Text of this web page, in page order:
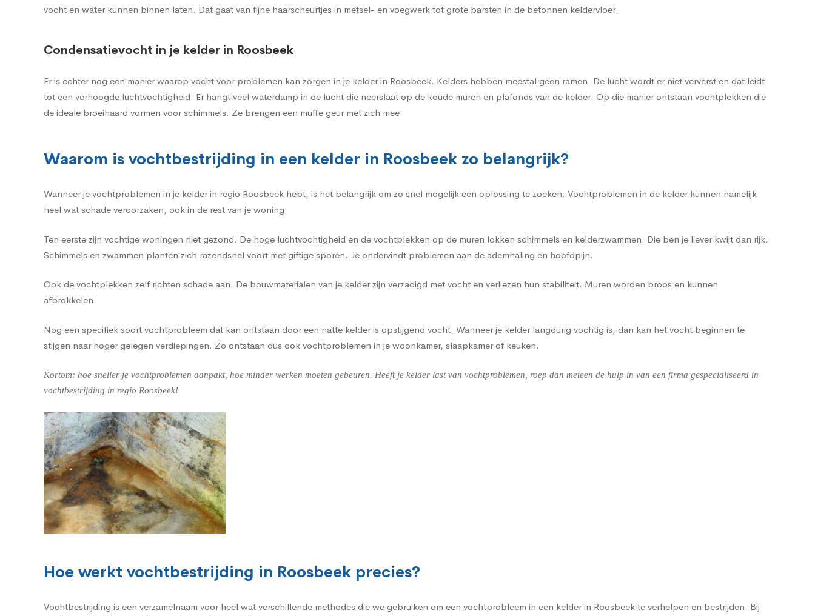
vocht en water kunnen binnen laten. Dat gaat van fijne haarscheurtjes in metsel- en voegwerk tot grote barsten in de betonnen keldervloer.
Condensatievocht in je kelder in Roosbeek
Er is echter nog een manier waarop vocht voor problemen kan zorgen in je kelder in Roosbeek. Kelders hebben meestal geen ramen. De lucht wordt er niet ververst en dat leidt
tot een verhoogde luchtvochtigheid. Er hangt veel waterdamp in de lucht die neerslaat op de koude muren en plafonds van de kelder. Op die manier ontstaan vochtplekken die
de ideale broeihaard vormen voor schimmels. Ze brengen een muffe geur met zich mee.
Waarom is vochtbestrijding in een kelder in Roosbeek zo belangrijk?
Wanneer je vochtproblemen in je kelder in regio Roosbeek hebt, is het belangrijk om zo snel mogelijk een oplossing te zoeken. Vochtproblemen in de kelder kunnen namelijk
heel wat schade veroorzaken, ook in de rest van je woning.
Ten eerste zijn vochtige woningen niet gezond. De hoge luchtvochtigheid en de vochtplekken op de muren lokken schimmels en kelderzwammen. Die ben je liever kwijt dan rijk.
Schimmels en zwammen planten zich razendsnel voort met giftige sporen. Je ondervindt problemen aan de ademhaling en hoofdpijn.
Ook de vochtplekken zelf richten schade aan. De bouwmaterialen van je kelder zijn verzadigd met vocht en verliezen hun stabiliteit. Muren worden broos en kunnen
afbrokkelen.
Nog een specifiek soort vochtprobleem dat kan ontstaan door een natte kelder is opstijgend vocht. Wanneer je kelder langdurig vochtig is, dan kan het vocht beginnen te
stijgen naar hoger gelegen verdiepingen. Zo ontstaan dus ook vochtproblemen in je woonkamer, slaapkamer of keuken.
Kortom: hoe sneller je vochtproblemen aanpakt, hoe minder werken moeten gebeuren. Heeft je kelder last van vochtproblemen, roep dan meteen de hulp in van een firma gespecialiseerd in
vochtbestrijding in regio Roosbeek!
Hoe werkt vochtbestrijding in Roosbeek precies?
Vochtbestrijding is een verzamelnaam voor heel wat verschillende methodes die we gebruiken om een vochtprobleem in een kelder in Roosbeek te verhelpen en bestrijden. Bij